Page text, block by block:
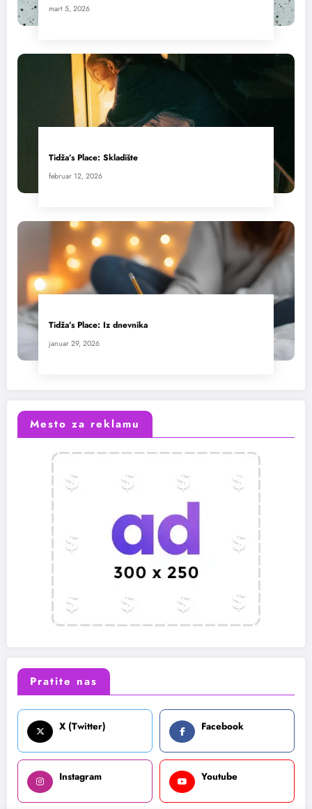
mart 5, 2026
Tidža’s Place: Skladište
februar 12, 2026
Tidža’s Place: Iz dnevnika
januar 29, 2026
Mesto za reklamu
Pratite nas
X (Twitter) Facebook
Instagram Youtube